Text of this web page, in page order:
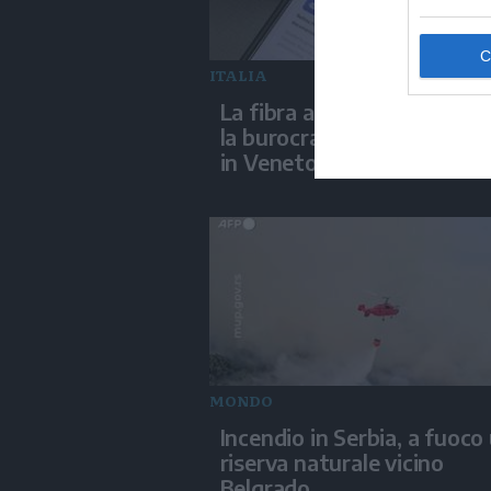
ITALIA
La fibra aiuta l'IA ad
la burocrazia, progetto
in Veneto
MONDO
Incendio in Serbia, a fuoco
riserva naturale vicino